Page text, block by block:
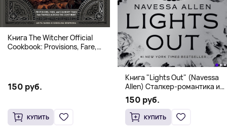
Книга The Witcher Official
Cookbook: Provisions, Fare,
150 руб.
КУПИТЬ
Книга "Lights Out" (Navessa
Allen) Сталкер-романтика и
человек в маске (18+)
150 руб.
КУПИТЬ